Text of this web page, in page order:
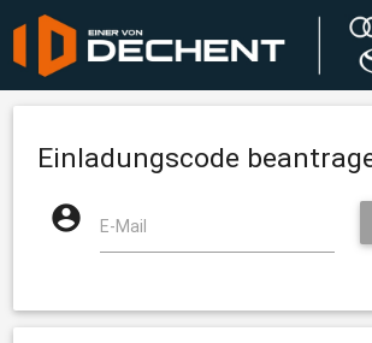
Einladungscode

E-Mail